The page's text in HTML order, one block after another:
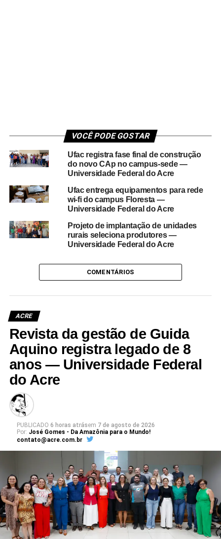
VOCÊ PODE GOSTAR
Ufac registra fase final de construção
do novo CAp no campus-sede —
Universidade Federal do Acre
Ufac entrega equipamentos para rede
wi-fi do campus Floresta —
Universidade Federal do Acre
Projeto de implantação de unidades
rurais seleciona produtores —
Universidade Federal do Acre
COMENTÁRIOS
ACRE
Revista da gestão de Guida
Aquino registra legado de 8
anos — Universidade Federal
do Acre
PUBLICADO 6 horas atrásem 7 de agosto de 2026
Por: José Gomes - Da Amazônia para o Mundo!
contato@acre.com.br